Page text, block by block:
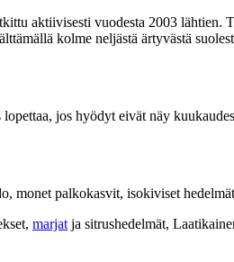
aktiivisesti vuodesta 2003 lähtien.
kolme neljästä ärtyvästä
jos hyödyt eivät näy
monet palkokasvit, isokiviset
marjat ja sitrushedelmät,